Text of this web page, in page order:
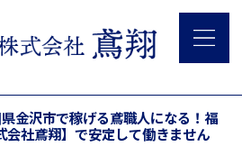
金沢市で稼げる鳶職人になる！福
会社鳶翔】で安定して働きません